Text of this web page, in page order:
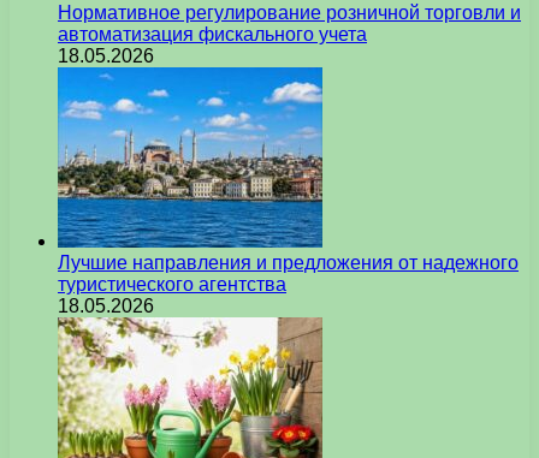
Нормативное регулирование розничной торговли и
автоматизация фискального учета
18.05.2026
Лучшие направления и предложения от надежного
туристического агентства
18.05.2026